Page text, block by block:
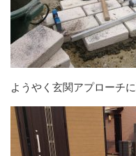
ようやく玄関アプローチ